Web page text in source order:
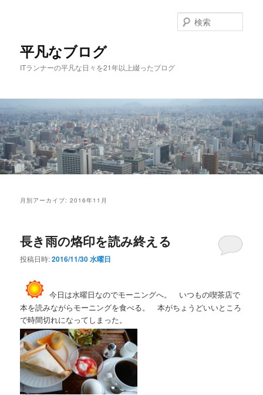
移
動
動
平凡なブログ
ITランナーの平凡な日々を21年以上綴ったブログ
索
月別アーカイブ:2016年11月
長き雨の烙印を読み終える
投稿日時:2016/11/30 水曜日
今日は水曜日なのでモーニングへ。 いつもの喫茶店で
本を読みながらモーニングを食べる。 本がちょうどいいところ
で時間切れになってしまった。